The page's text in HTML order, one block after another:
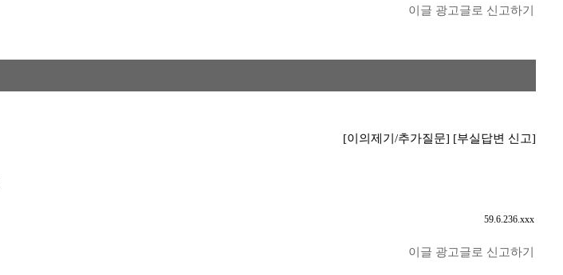
이글 광고글로 신고하기
[이의제기/추가질문] [부실답변 신고]
59.6.236.xxx
이글 광고글로 신고하기